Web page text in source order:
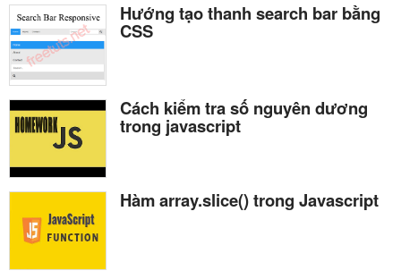
Hướng tạo thanh search bar bằng
CSS
Cách kiểm tra số nguyên dương
trong javascript
Hàm array.slice() trong Javascript